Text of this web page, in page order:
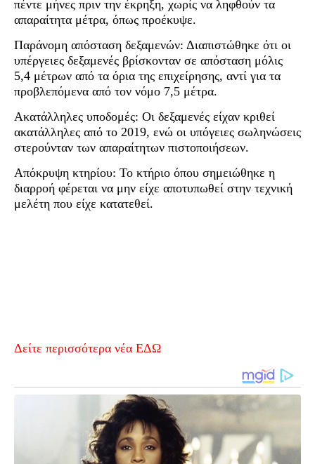
πέντε μήνες πριν την έκρηξη, χωρίς να ληφθούν τα
απαραίτητα μέτρα, όπως προέκυψε.
Παράνομη απόσταση δεξαμενών: Διαπιστώθηκε ότι οι
υπέργειες δεξαμενές βρίσκονταν σε απόσταση μόλις
5,4 μέτρων από τα όρια της επιχείρησης, αντί για τα
προβλεπόμενα από τον νόμο 7,5 μέτρα.
Ακατάλληλες υποδομές: Οι δεξαμενές είχαν κριθεί
ακατάλληλες από το 2019, ενώ οι υπόγειες σωληνώσεις
στερούνταν των απαραίτητων πιστοποιήσεων.
Απόκρυψη κτηρίου: Το κτήριο όπου σημειώθηκε η
διαρροή φέρεται να μην είχε αποτυπωθεί στην τεχνική
μελέτη που είχε κατατεθεί.
Δείτε περισσότερα νέα ΕΔΩ